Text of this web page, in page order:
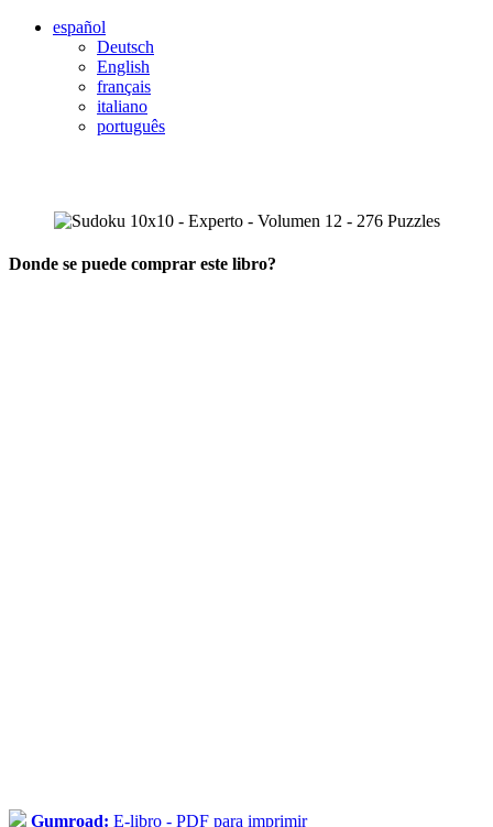
español
Deutsch
English
français
italiano
português
Donde se puede comprar este libro?
Gumroad: E-libro - PDF para imprimir